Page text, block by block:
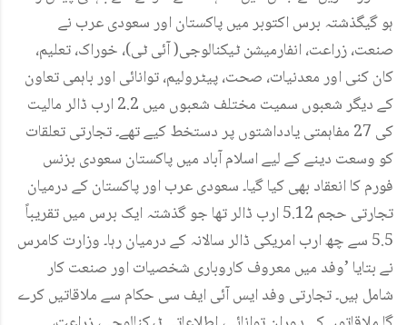
ہو گیگذشتہ برس اکتوبر میں پاکستان اور سعودی عرب نے
صنعت، زراعت، انفارمیشن ٹیکنالوجی( آئی ٹی)، خوراک، تعلیم،
کان کنی اور معدنیات، صحت، پیٹرولیم، توانائی اور باہمی تعاون
کے دیگر شعبوں سمیت مختلف شعبوں میں 2.2 ارب ڈالر مالیت
کی 27 مفاہمتی یادداشتوں پر دستخط کیے تھے۔ تجارتی تعلقات
کو وسعت دینے کے لیے اسلام آباد میں پاکستان سعودی بزنس
فورم کا انعقاد بھی کیا گیا۔ سعودی عرب اور پاکستان کے درمیان
تجارتی حجم 5.12 ارب ڈالر تھا جو گذشتہ ایک برس میں تقریباً
5.5 سے چھ ارب امریکی ڈالر سالانہ کے درمیان رہا۔ وزارت کامرس
نے بتایا ’وفد میں معروف کاروباری شخصیات اور صنعت کار
شامل ہیں۔ تجارتی وفد ایس آئی ایف سی حکام سے ملاقاتیں کرے